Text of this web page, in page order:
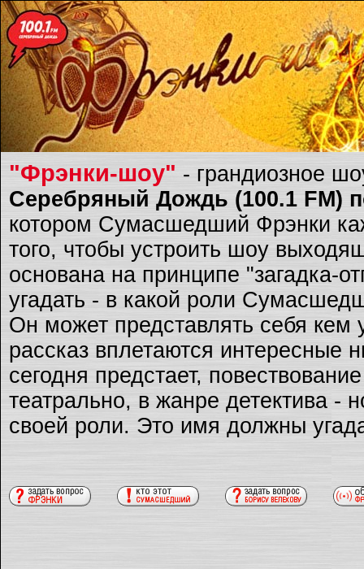
"Фрэнки-шоу" - грандиозное
Серебряный Дождь (100.1 FM)
котором Сумасшедший Фрэнки
того, чтобы устроить шоу
основана на принципе "загадка-
угадать - в какой роли
Он может представлять себя
рассказ вплетаются интересные
сегодня предстает,
театрально, в жанре детектива -
своей роли. Это имя должны